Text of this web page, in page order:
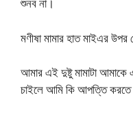
মণীষা মামার হাত মাইএর উপর
আমার এই দুষ্টু মামাটা
চাইলে আমি কি আপত্তি করতে